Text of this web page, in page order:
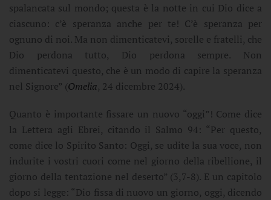
spalancata sul mondo; questa è la notte in cui Dio dice a
ciascuno: c’è speranza anche per te! C’è speranza per
ognuno di noi. Ma non dimenticatevi, sorelle e fratelli, che
Dio perdona tutto, Dio perdona sempre. Non
dimenticatevi questo, che è un modo di capire la speranza
nel Signore” (Omelia, 24 dicembre 2024).
Quanto è importante fissare un nuovo “oggi”! Come dice
la Lettera agli Ebrei, citando il Salmo 94: “Per questo,
come dice lo Spirito Santo: Oggi, se udite la sua voce, non
indurite i vostri cuori come nel giorno della ribellione, il
giorno della tentazione nel deserto” (3,7-8). E un capitolo
dopo si legge: “Dio fissa di nuovo un giorno, oggi, dicendo